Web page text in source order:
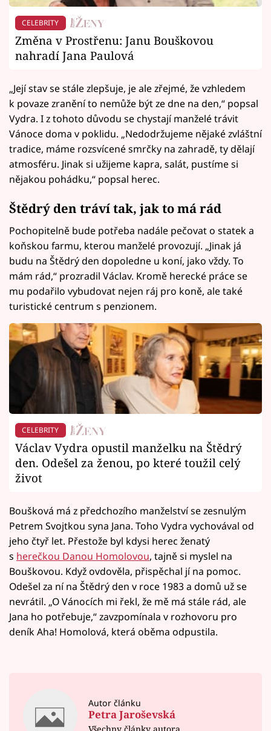
CELEBRITY
Změna v Prostřenu: Janu Bouškovou
nahradí Jana Paulová
„Její stav se stále zlepšuje, je ale zřejmé, že vzhledem
k povaze zranění to nemůže být ze dne na den,“ popsal
Vydra. I z tohoto důvodu se chystají manželé trávit
Vánoce doma v poklidu. „Nedodržujeme nějaké zvláštní
tradice, máme rozsvícené smrčky na zahradě, ty dělají
atmosféru. Jinak si užijeme kapra, salát, pustíme si
nějakou pohádku,“ popsal herec.
Štědrý den tráví tak, jak to má rád
Pochopitelně bude potřeba nadále pečovat o statek a
koňskou farmu, kterou manželé provozují. „Jinak já
budu na Štědrý den dopoledne u koní, jako vždy. To
mám rád,“ prozradil Václav. Kromě herecké práce se
mu podařilo vybudovat nejen ráj pro koně, ale také
turistické centrum s penzionem.
CELEBRITY
Václav Vydra opustil manželku na Štědrý
den. Odešel za ženou, po které toužil celý
život
Boušková má z předchozího manželství se zesnulým
Petrem Svojtkou syna Jana. Toho Vydra vychovával od
jeho čtyř let. Přestože byl kdysi herec ženatý
s herečkou Danou Homolovou, tajně si myslel na
Bouškovou. Když ovdověla, přispěchal jí na pomoc.
Odešel za ní na Štědrý den v roce 1983 a domů už se
nevrátil. „O Vánocích mi řekl, že mě má stále rád, ale
Jana ho potřebuje,“ zavzpomínala v rozhovoru pro
deník Aha! Homolová, která oběma odpustila.
Autor článku
Petra Jaroševská